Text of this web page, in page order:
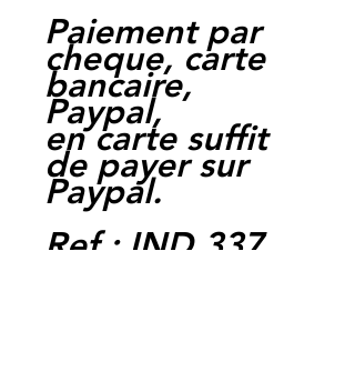
Paiement par
cheque, carte
bancaire,
Paypal,
en carte suffit
de payer sur
Paypal.
Ref : IND 337